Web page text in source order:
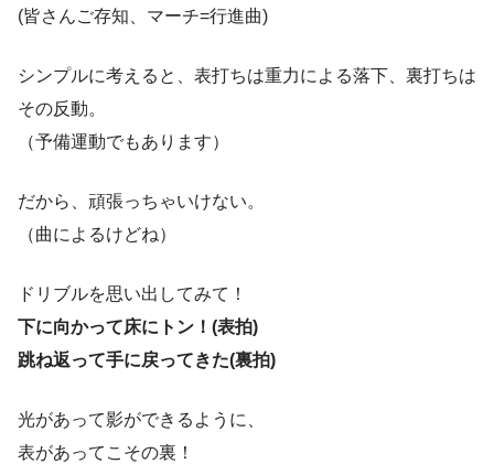
(皆さんご存知、マーチ=行進曲)
シンプルに考えると、表打ちは重力による落下、裏打ちは
その反動。
（予備運動でもあります）
だから、頑張っちゃいけない。
（曲によるけどね）
ドリブルを思い出してみて！
下に向かって床にトン！(表拍)
跳ね返って手に戻ってきた(裏拍)
光があって影ができるように、
表があってこその裏！